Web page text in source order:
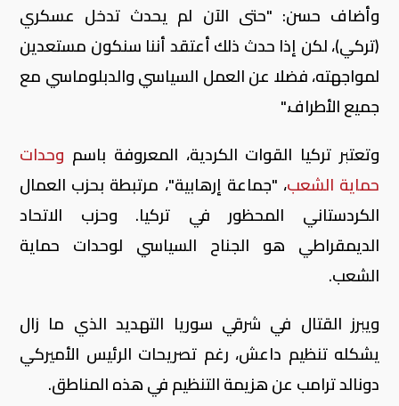
وأضاف حسن: "حتى الآن لم يحدث تدخل عسكري
(تركي)، لكن إذا حدث ذلك أعتقد أننا سنكون مستعدين
لمواجهته، فضلا عن العمل السياسي والدبلوماسي مع
جميع الأطراف."
وتعتبر تركيا القوات الكردية، المعروفة باسم وحدات
حماية الشعب، "جماعة إرهابية"، مرتبطة بحزب العمال
الكردستاني المحظور في تركيا. وحزب الاتحاد
الديمقراطي هو الجناح السياسي لوحدات حماية
الشعب.
ويبرز القتال في شرقي سوريا التهديد الذي ما زال
يشكله تنظيم داعش، رغم تصريحات الرئيس الأميركي
دونالد ترامب عن هزيمة التنظيم في هذه المناطق.